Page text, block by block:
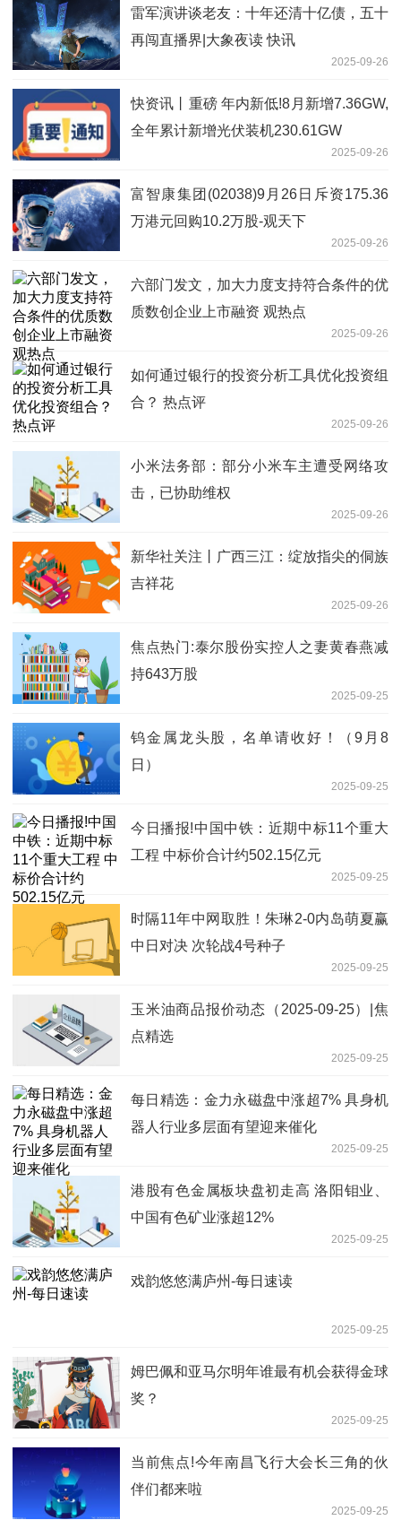
雷军演讲谈老友：十年还清十亿债，五十
再闯直播界|大象夜读 快讯
2025-09-26
快资讯丨重磅 年内新低!8月新增7.36GW,
全年累计新增光伏装机230.61GW
2025-09-26
富智康集团(02038)9月26日斥资175.36
万港元回购10.2万股-观天下
2025-09-26
六部门发文，加大力度支持符合条件的优
质数创企业上市融资 观热点
2025-09-26
如何通过银行的投资分析工具优化投资组
合？ 热点评
2025-09-26
小米法务部：部分小米车主遭受网络攻
击，已协助维权
2025-09-26
新华社关注丨广西三江：绽放指尖的侗族
吉祥花
2025-09-26
焦点热门:泰尔股份实控人之妻黄春燕减
持643万股
2025-09-25
钨金属龙头股，名单请收好！（9月8
日）
2025-09-25
今日播报!中国中铁：近期中标11个重大
工程 中标价合计约502.15亿元
2025-09-25
时隔11年中网取胜！朱琳2-0内岛萌夏赢
中日对决 次轮战4号种子
2025-09-25
玉米油商品报价动态（2025-09-25）|焦
点精选
2025-09-25
每日精选：金力永磁盘中涨超7% 具身机
器人行业多层面有望迎来催化
2025-09-25
港股有色金属板块盘初走高 洛阳钼业、
中国有色矿业涨超12%
2025-09-25
戏韵悠悠满庐州-每日速读
2025-09-25
姆巴佩和亚马尔明年谁最有机会获得金球
奖？
2025-09-25
当前焦点!今年南昌飞行大会长三角的伙
伴们都来啦
2025-09-25